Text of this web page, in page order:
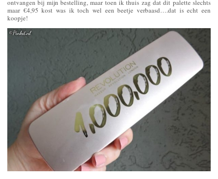
ontvangen bij mijn bestelling, maar toen ik thuis zag dat dit palette slechts
maar €4,95 kost was ik toch wel een beetje verbaasd….dat is echt een
koopje!